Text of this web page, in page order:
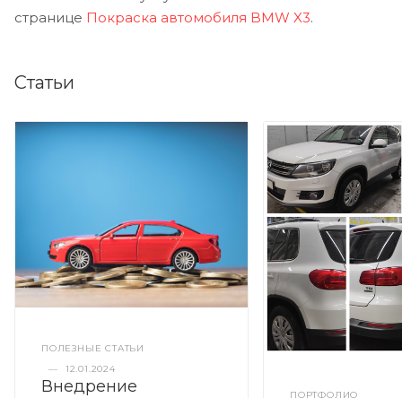
странице Покраска автомобиля BMW X3.
Статьи
ПОЛЕЗНЫЕ СТАТЬИ
—
12.01.2024
Внедрение
ПОРТФОЛИО